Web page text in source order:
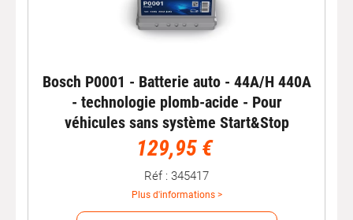
Bosch P0001 - Batterie auto - 44A/H 440A
- technologie plomb-acide - Pour
véhicules sans système Start&Stop
129,95 €
Réf : 345417
Plus d'informations >